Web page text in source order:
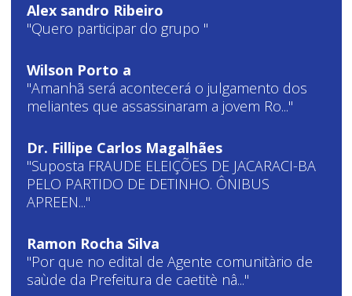
Alex sandro Ribeiro
"Quero participar do grupo "
Wilson Porto a
"Amanhã será acontecerá o julgamento dos
meliantes que assassinaram a jovem Ro..."
Dr. Fillipe Carlos Magalhães
"Suposta FRAUDE ELEIÇÕES DE JACARACI-BA
PELO PARTIDO DE DETINHO. ÔNIBUS
APREEN..."
Ramon Rocha Silva
"Por que no edital de Agente comunitàrio de
saùde da Prefeitura de caetitè nâ..."